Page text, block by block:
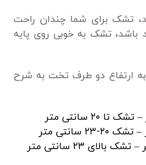
تشک برای شما چندان راحت
باشد، تشک به خوبی روی پایه
ارتفاع دو طرف تخت به شرح